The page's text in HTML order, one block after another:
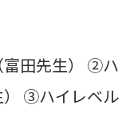
田先生） ②ハ
） ③ハイレベル